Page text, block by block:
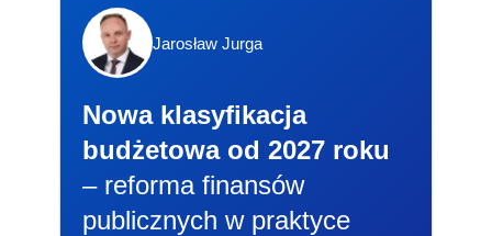
Jarosław Jurga
Nowa klasyfikacja
budżetowa od 2027 roku
– reforma finansów
publicznych w praktyce